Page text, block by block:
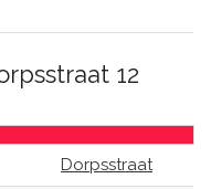
12
Dorpsstraat